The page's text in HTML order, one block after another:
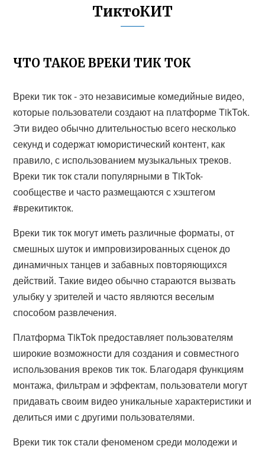
ТиктоКИТ
ЧТО ТАКОЕ ВРЕКИ ТИК ТОК
Вреки тик ток - это независимые комедийные видео,
которые пользователи создают на платформе TikTok.
Эти видео обычно длительностью всего несколько
секунд и содержат юмористический контент, как
правило, с использованием музыкальных треков.
Вреки тик ток стали популярными в TikTok-
сообществе и часто размещаются с хэштегом
#врекитикток.
Вреки тик ток могут иметь различные форматы, от
смешных шуток и импровизированных сценок до
динамичных танцев и забавных повторяющихся
действий. Такие видео обычно стараются вызвать
улыбку у зрителей и часто являются веселым
способом развлечения.
Платформа TikTok предоставляет пользователям
широкие возможности для создания и совместного
использования вреков тик ток. Благодаря функциям
монтажа, фильтрам и эффектам, пользователи могут
придавать своим видео уникальные характеристики и
делиться ими с другими пользователями.
Вреки тик ток стали феноменом среди молодежи и